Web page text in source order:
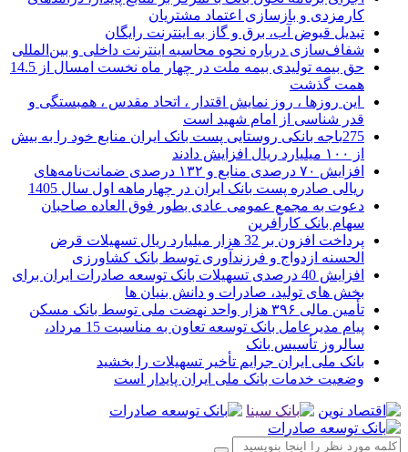
کارمزدی و بازسازی اعتماد مشتریان
تبدیل قبوض آب، برق و گاز به اینترنت رایگان
شفاف‌سازی درباره نحوه محاسبه اینترنت داخلی و بین‌المللی
حق بیمه تولیدی بیمه ملت در چهار ماه نخست امسال از 14.5
همت گذشت
این روزها ، روز نمایش اقتدار ، اتحاد مقدس ، همبستگی و
قدر شناسی از امام شهید است
275باجه بانکی روستایی پست بانک ایران منابع خود را به بیش
از ۱۰۰ میلیارد ریال افزایش دادند
افزایش ۷۰ درصدی منابع و ۱۳۲ درصدی ضمانت‌نامه‌های
ریالی صادره پست بانک ایران در چهارماهه اول سال 1405
دعوت به مجمع عمومی عادی بطور فوق العاده صاحبان
سهام بانک کارآفرین
پرداخت افزون بر 32 هزار میلیارد ریال تسهیلات قرض
الحسنه ازدواج و فرزندآوری توسط بانک کشاورزی
افزایش 40 درصدی تسهیلات بانک توسعه صادرات ایران برای
بخش های تولید، صادرات و دانش بنیان ها
تأمین مالی ۳۹۶ هزار واحد نهضت ملی توسط بانک مسکن
پیام مدیرعامل بانک توسعه تعاون به مناسبت 15 مرداد،
سالروز تأسیس بانک
بانک ملی ایران جرایم تأخیر تسهیلات را بخشید
وضعیت خدمات بانک ملی ایران پایدار است